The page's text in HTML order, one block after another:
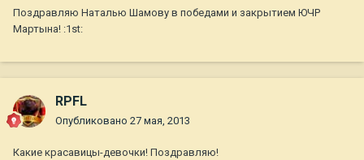
Поздравляю Наталью Шамову в победами и закрытием ЮЧР
Мартына! :1st:
RPFL
Опубликовано 27 мая, 2013
Какие красавицы-девочки! Поздравляю!